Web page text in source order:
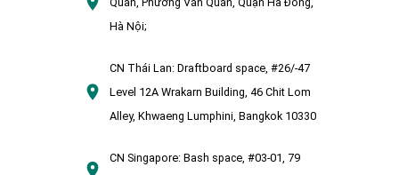
Hà Nội;
CN Thái Lan: Draftboard space, #26/-47
Level 12A Wrakarn Building, 46 Chit Lom
Alley, Khwaeng Lumphini, Bangkok 10330
CN Singapore: Bash space, #03-01, 79